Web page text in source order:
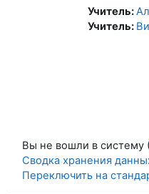
Учитель:
Учитель:
Вы не вошли в систему
Сводка хранения
Переключить на